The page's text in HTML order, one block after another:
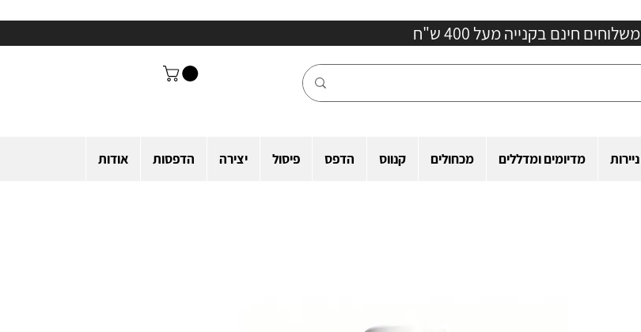
משלוחים חינם בקנייה מעל 400 ש"ח
ניירות מדיומים ומדללים מכחולים קנווס הדפס פיסול יצירה הדפסות אודות